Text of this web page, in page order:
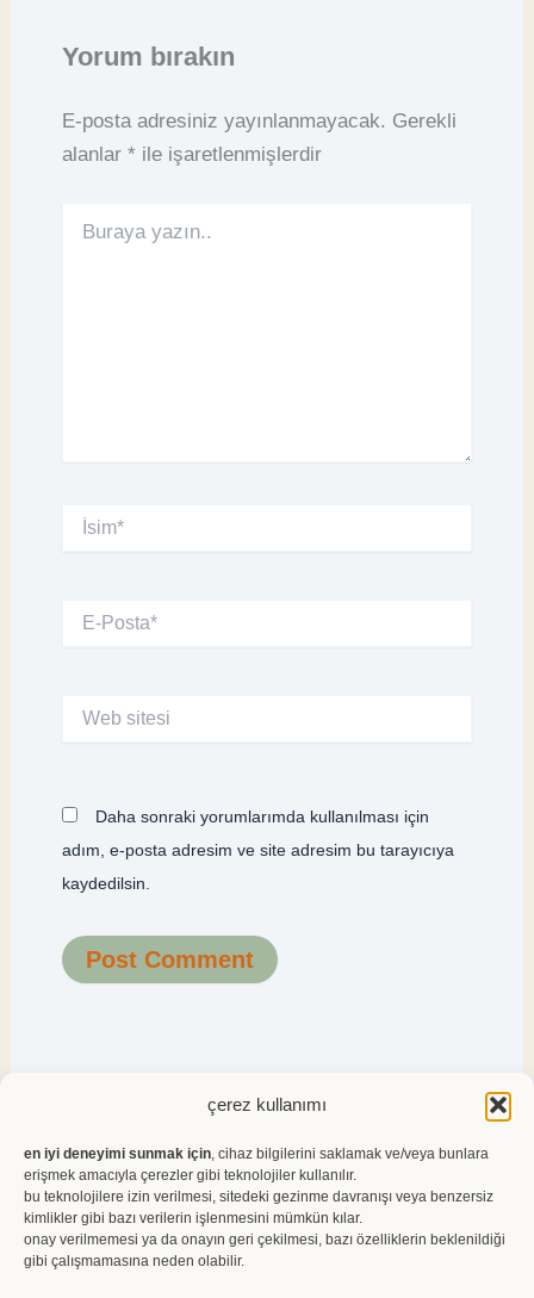
çerez kullanımı
en iyi deneyimi sunmak için, cihaz bilgilerini saklamak ve/veya bunlara
erişmek amacıyla çerezler gibi teknolojiler kullanılır.
bu teknolojilere izin verilmesi, sitedeki gezinme davranışı veya benzersiz
kimlikler gibi bazı verilerin işlenmesini mümkün kılar.
onay verilmemesi ya da onayın geri çekilmesi, bazı özelliklerin beklenildiği
gibi çalışmamasına neden olabilir.
Yorum bırakın
E-posta adresiniz yayınlanmayacak. Gerekli
alanlar * ile işaretlenmişlerdir
yazın..
İsim*
Posta*
sitesi
Daha sonraki yorumlarımda kullanılması için
adım, e-posta adresim ve site adresim bu tarayıcıya
kaydedilsin.
Instagram Pinterest
hakkımda